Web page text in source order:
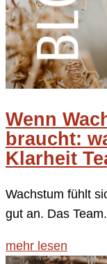
Wenn
braucht:
Klarheit
Wachstum fühlt
gut an. Das
mehr lesen